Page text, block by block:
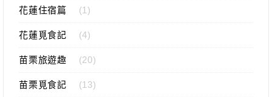
花蓮住宿篇 (1)
花蓮覓食記 (4)
苗栗旅遊趣 (20)
苗栗覓食記 (13)